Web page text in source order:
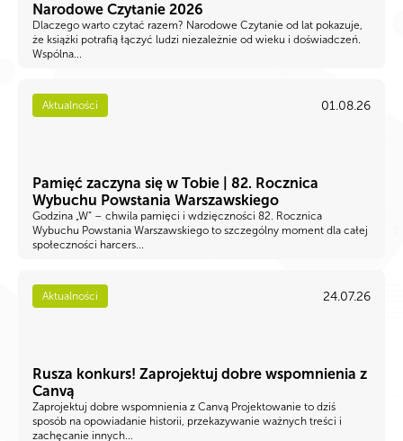
Narodowe Czytanie 2026
Dlaczego warto czytać razem? Narodowe Czytanie od lat pokazuje,
że książki potrafią łączyć ludzi niezależnie od wieku i doświadczeń.
Wspólna...
Aktualności 01.08.26
Pamięć zaczyna się w Tobie | 82. Rocznica
Wybuchu Powstania Warszawskiego
Godzina „W” – chwila pamięci i wdzięczności 82. Rocznica
Wybuchu Powstania Warszawskiego to szczególny moment dla całej
społeczności harcers...
Aktualności 24.07.26
Rusza konkurs! Zaprojektuj dobre wspomnienia z
Canvą
Zaprojektuj dobre wspomnienia z Canvą Projektowanie to dziś
sposób na opowiadanie historii, przekazywanie ważnych treści i
zachęcanie innych...